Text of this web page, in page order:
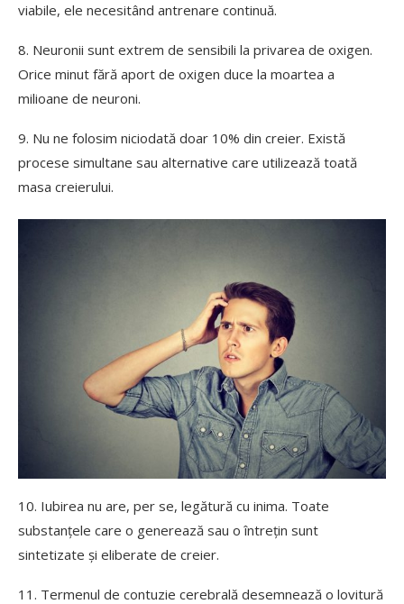
viabile, ele necesitând antrenare continuă.
8. Neuronii sunt extrem de sensibili la privarea de oxigen.
Orice minut fără aport de oxigen duce la moartea a
milioane de neuroni.
9. Nu ne folosim niciodată doar 10% din creier. Există
procese simultane sau alternative care utilizează toată
masa creierului.
10. Iubirea nu are, per se, legătură cu inima. Toate
substanțele care o generează sau o întrețin sunt
sintetizate și eliberate de creier.
11. Termenul de contuzie cerebrală desemnează o lovitură